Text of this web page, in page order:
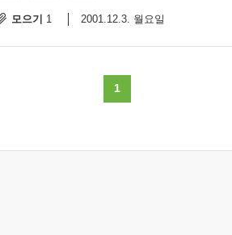
모으기 1 2001.12.3. 월요일
1